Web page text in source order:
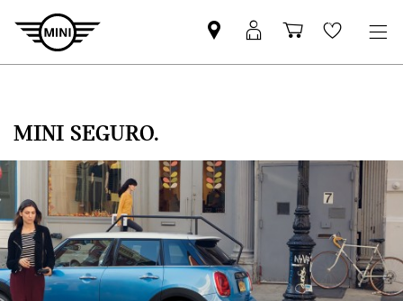
Pesquisar
parceiro
Iniciar
sessão
Carrinho
de
Wishlist
MINI SEGURO.